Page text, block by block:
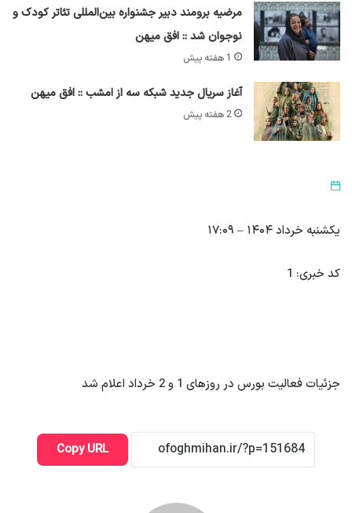
مرضیه برومند دبیر جشنواره بین‌المللی تئاتر کودک و
نوجوان شد :: افق میهن
1 هفته پیش
آغاز سریال جدید شبکه سه از امشب :: افق میهن
2 هفته پیش
یکشنبه خرداد ۱۴۰۴ – ۱۷:۰۹
کد خبری: 1
جزئیات فعالیت بورس در روزهای 1 و 2 خرداد اعلام شد
Copy URL